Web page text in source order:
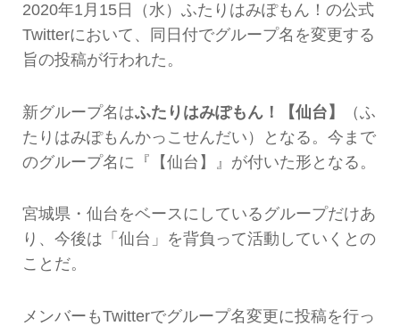
2020年1月15日（水）ふたりはみぽもん！の公式
Twitterにおいて、同日付でグループ名を変更する
旨の投稿が行われた。
新グループ名はふたりはみぽもん！【仙台】
（ふ
たりはみぽもんかっこせんだい）となる。今まで
のグループ名に『【仙台】』が付いた形となる。
宮城県・仙台をベースにしているグループだけあ
り、今後は「仙台」を背負って活動していくとの
ことだ。
メンバーもTwitterでグループ名変更に投稿を行っ